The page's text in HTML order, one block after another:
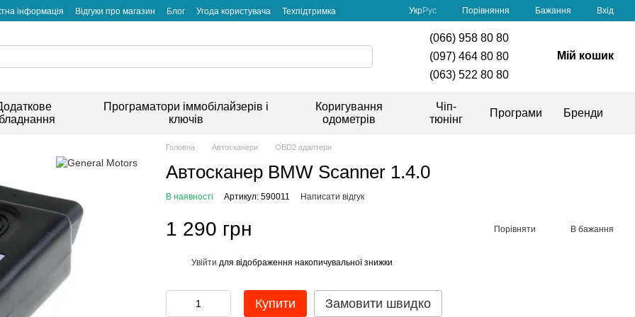
інформація Відгуки про магазин Блог Угода користувача Техпідтримка УкрРус Порівняння Бажання Вхід
(066) 958 80 80
(097) 464 80 80
(063) 522 80 80
Мій кошик
Програматори іммобілайзерів і
ключів
Коригування
одометрів
Чіп-
тюнінг
Програми Бренди
Головна Автосканери OBD2 адаптери
Автосканер BMW Scanner 1.4.0
В наявності Артикул: 590011 Написати відгук
1 290 грн Порівняти В бажання
Увійти для відображення накопичувальної знижки
Купити Замовити швидко